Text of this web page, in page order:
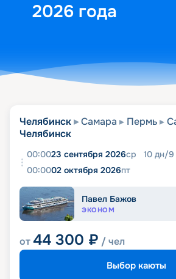
2026 года
Челябинск Самара Пермь
Челябинск
00:0023 сентября 2026ср 10 дн/9
00:0002 октября 2026пт
Павел Бажов
ЭКОНОМ
от44 300 ₽ / чел
Выбор каюты